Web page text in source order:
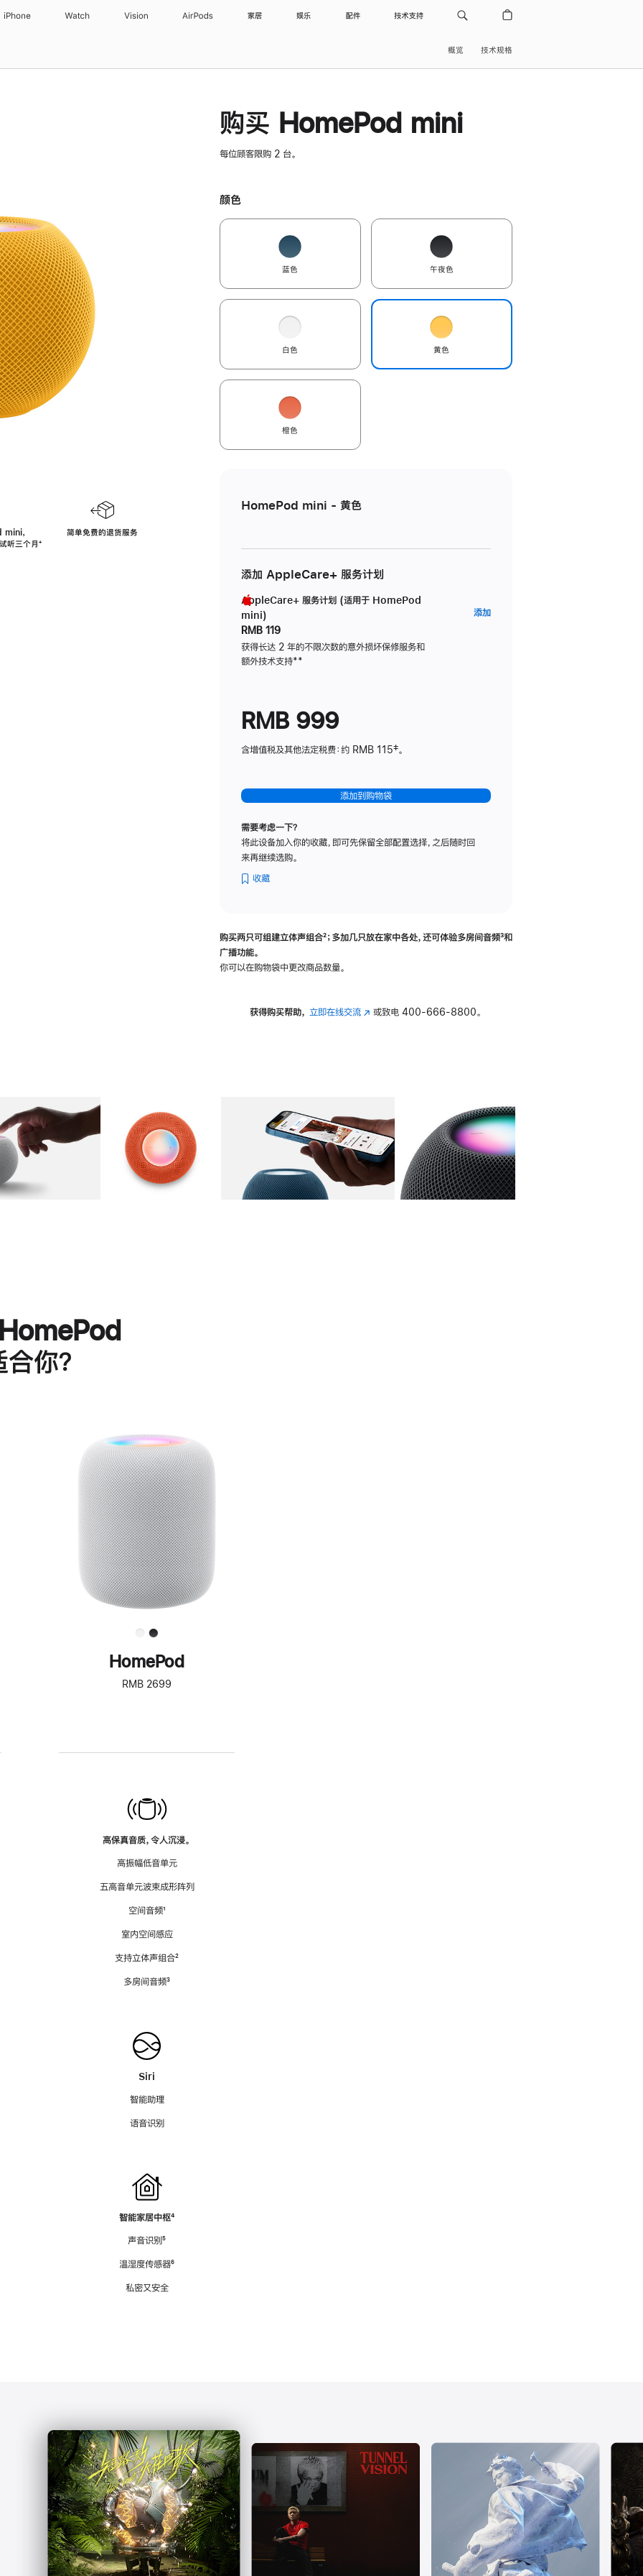
iPhone Watch Vision AirPods 家居 娱乐 配件 技术支持
概览 技术规格
，
听三个月脚
⁺
简单免费的退货服务
购买 HomePod mini
每位顾客限购 2 台。
颜色
蓝色 午夜色
白色 黄色
橙色
HomePod mini - 黄色
添加 AppleCare+ 服务计划
AppleCare+ 服务计划 (适用于 HomePod
mini)
RMB 119
获得长达 2 年的不限次数的意外损坏保修服务和
额外技术支持脚
**
添加AppleCare+
RMB 999
含增值税及其他法定税费：约 RMB 115‡。
添加到购物袋
需要考虑一下？
将此设备加入你的收藏，即可先保留全部配置选择，之后随时回
来再继续选购。
收藏
购买两只可组建立体声组合脚
²；多加几只放在家中各处，还可体验多‍房‍间音频脚
³和
广播功能。
你可以在购物袋中更改商品数量。
获得购买帮助， 立即在线交流(在 或致电 400-666-8800。
图库 图像 图库 图像 图库 图像 4 图库 图像 5
你？
进
一
步
了
解
HomePod<
HomePod
RMB 2699
高保真音质，令人沉浸。
高振幅低音单元
五高音单元波束成形阵列
空间音频脚
¹
室内空间感应
支持立体声组合脚
²
多房间音频脚
³
Siri
智能助理
语音识别
智能家居中枢脚
⁴
声音识别脚
⁵
温湿度传感器脚
⁶
私密又安全